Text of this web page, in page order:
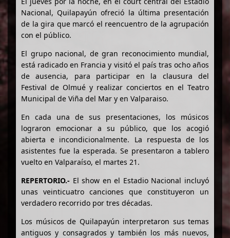
Nacional, Quilapayún ofreció la última presentación
de la gira que marcó el reencuentro de la agrupación
con el público.
El grupo nacional, de gran reconocimiento mundial,
está radicado en Francia y visitó el país tras ocho años
de ausencia, para participar en la clausura del
Festival de Olmué y realizar conciertos en el Teatro
Municipal de Viña del Mar y en Valparaiso.
En cada una de sus presentaciones, los músicos
lograron emocionar a su público, que los acogió
abierta e incondicionalmente. La respuesta de los
asistentes fue la esperada. Se presentaron a tablero
vuelto en Valparaíso, el martes 21.
REPERTORIO.- El show en el Estadio Nacional incluyó
unas veinticuatro canciones que constituyeron un
verdadero recorrido por tres décadas.
Los músicos de Quilapayún interpretaron sus temas
antiguos y consagrados y también los más nuevos,